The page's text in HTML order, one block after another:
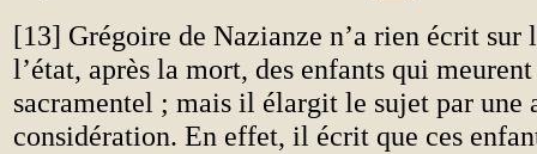
[13] Grégoire de Nazianze n’a rien écrit sur
l’état, après la mort, des enfants qui
sacramentel ; mais il élargit le sujet par une
considération. En effet, il écrit que ces